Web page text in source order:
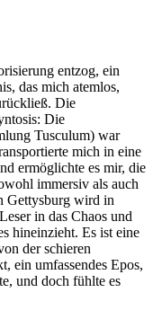
entzog, ein
das mich atemlos,
Die
Die
Tusculum) war
mich in eine
ermöglichte es mir, die
immersiv als auch
Gettysburg wird in
in das Chaos und
hineinzieht. Es ist eine
der schieren
ein umfassendes Epos,
und doch fühlte es